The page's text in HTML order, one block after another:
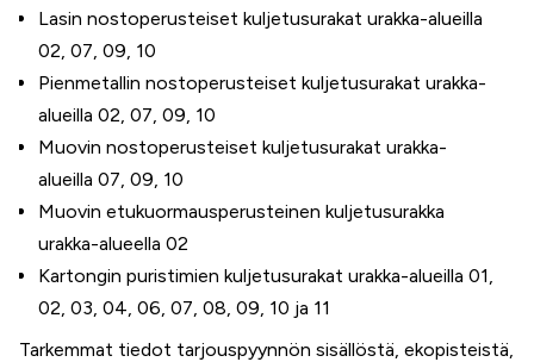
Lasin nostoperusteiset kuljetusurakat urakka-alueilla
02, 07, 09, 10
Pienmetallin nostoperusteiset kuljetusurakat urakka-
alueilla 02, 07, 09, 10
Muovin nostoperusteiset kuljetusurakat urakka-
alueilla 07, 09, 10
Muovin etukuormausperusteinen kuljetusurakka
urakka-alueella 02
Kartongin puristimien kuljetusurakat urakka-alueilla 01,
02, 03, 04, 06, 07, 08, 09, 10 ja 11
Tarkemmat tiedot tarjouspyynnön sisällöstä, ekopisteistä,